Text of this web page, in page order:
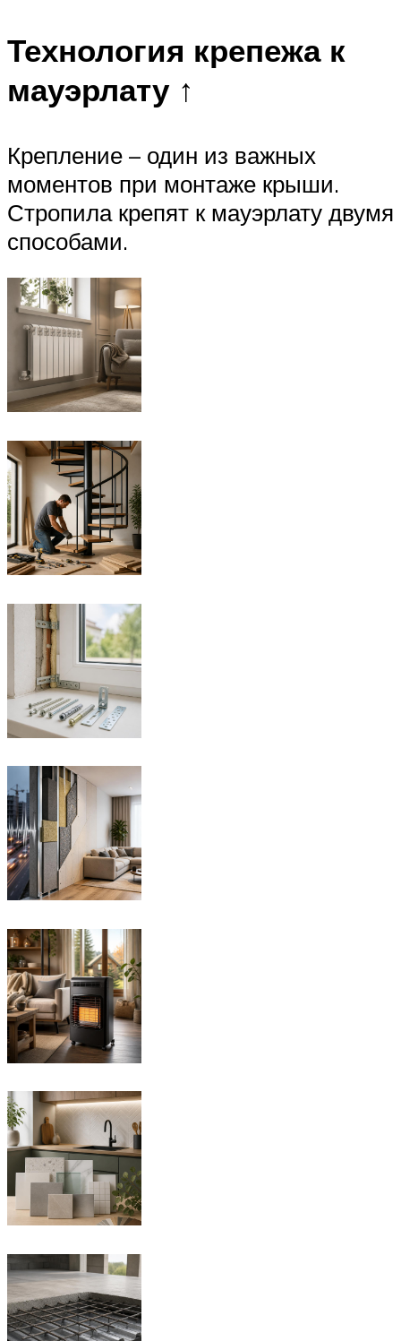
Технология крепежа к
мауэрлату ↑
Крепление – один из важных
моментов при монтаже крыши.
Стропила крепят к мауэрлату двумя
способами.